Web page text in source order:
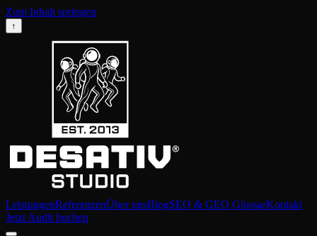
Zum Inhalt springen
↑
LeistungenReferenzenÜber unsBlogSEO & GEO GlossarKontakt
Jetzt Audit buchen